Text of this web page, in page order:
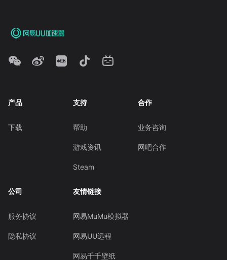
产品
下载
支持
帮助
游戏资讯
Steam
合作
业务咨询
网吧合作
公司
服务协议
隐私协议
友情链接
网易MuMu模拟器
网易UU远程
网易千千壁纸